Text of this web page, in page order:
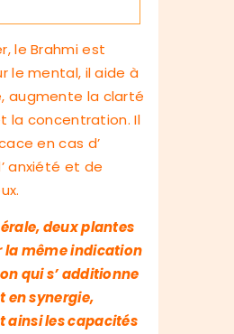
le Brahmi est
le mental, il aide à
augmente la clarté
la concentration. Il
en cas d’
anxiété et de
deux plantes
la même indication
qui s’ additionne
en synergie,
ainsi les capacités